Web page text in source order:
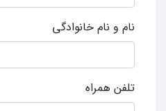
نام و نام خانوادگی
تلفن همراه